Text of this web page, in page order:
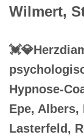
Wilmert,
Hypnose-
Epe,
Lasterfeld,